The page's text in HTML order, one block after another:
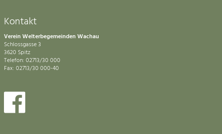
Kontakt
Verein Welterbegemeinden Wachau
Schlossgasse 3
3620 Spitz
Telefon: 02713/30 000
Fax: 02713/30 000-40